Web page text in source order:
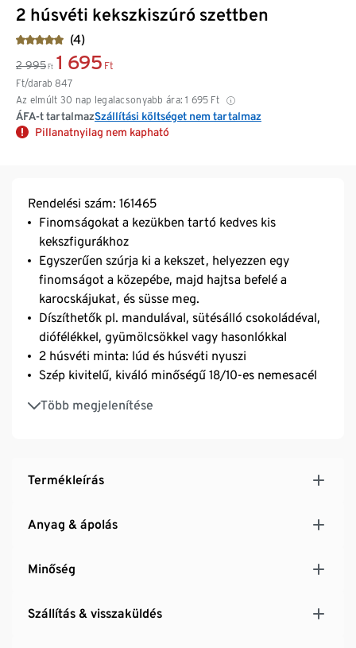
2 húsvéti kekszkiszúró szettben
(4)
2 995 Ft 1 695 Ft
Ft/darab 847
Az elmúlt 30 nap legalacsonyabb ára: 1 695 Ft
ÁFA-t tartalmazSzállítási költséget nem tartalmaz
Pillanatnyilag nem kapható
Rendelési szám: 161465
Finomságokat a kezükben tartó kedves kis
kekszfigurákhoz
Egyszerűen szúrja ki a kekszet, helyezzen egy
finomságot a közepébe, majd hajtsa befelé a
karocskájukat, és süsse meg.
Díszíthetők pl. mandulával, sütésálló csokoládéval,
diófélékkel, gyümölcsökkel vagy hasonlókkal
2 húsvéti minta: lúd és húsvéti nyuszi
Szép kivitelű, kiváló minőségű 18/10-es nemesacél
Több megjelenítése
Receptjavaslattal
GREBLON® B1 tapadásmentes bevonattal –
Termékleírás
Anyag & ápolás
Minőség
Szállítás & visszaküldés